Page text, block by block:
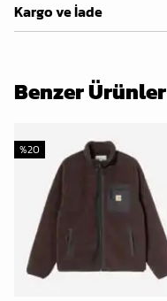
Kargo ve İade
Benzer Ürünler
%20